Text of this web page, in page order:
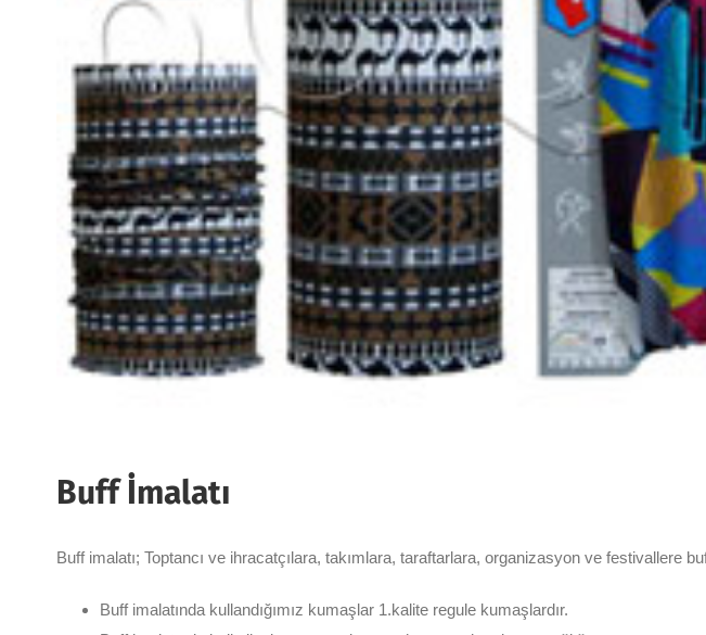
Buff İmalatı
Buff imalatı; Toptancı ve ihracatçılara, takımlara, taraftarlara, organizasyon ve festivallere
Buff imalatında kullandığımız kumaşlar 1.kalite regule kumaşlardır.